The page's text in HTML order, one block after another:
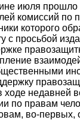
июля прошло
комиссий по
которого
с просьбой
недавней
по правам
во-первых,